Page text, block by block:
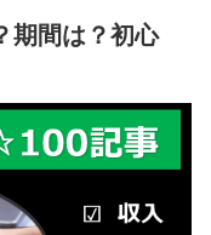
期間は？初心